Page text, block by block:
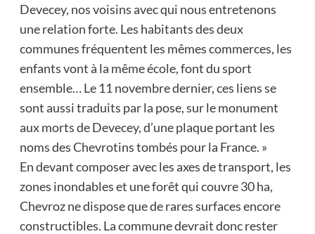
Devecey, nos voisins avec qui nous entretenons
une relation forte. Les habitants des deux
communes fréquentent les mêmes commerces, les
enfants vont à la même école, font du sport
ensemble… Le 11 novembre dernier, ces liens se
sont aussi traduits par la pose, sur le monument
aux morts de Devecey, d’une plaque portant les
noms des Chevrotins tombés pour la France. »
En devant composer avec les axes de transport, les
zones inondables et une forêt qui couvre 30 ha,
Chevroz ne dispose que de rares surfaces encore
constructibles. La commune devrait donc rester